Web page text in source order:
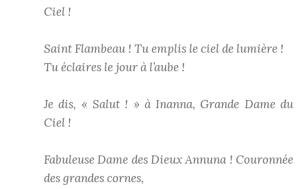
Ciel !
Saint Flambeau ! Tu emplis le ciel de lumière !
Tu éclaires le jour à l’aube !
Je dis, « Salut ! » à Inanna, Grande Dame du
Ciel !
Fabuleuse Dame des Dieux Annuna ! Couronnée
des grandes cornes,